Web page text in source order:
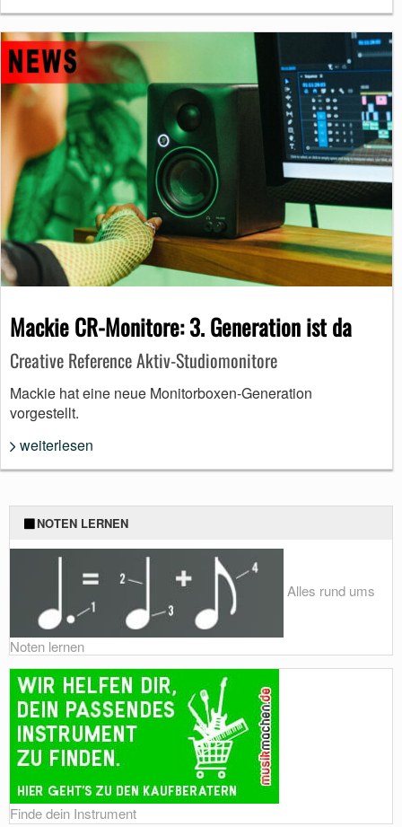
Mackie CR-Monitore: 3. Generation ist da
Creative Reference Aktiv-Studiomonitore
Mackie hat eine neue Monitorboxen-Generation
vorgestellt.
weiterlesen
NOTEN LERNEN
Alles rund ums
Noten lernen
Finde dein Instrument